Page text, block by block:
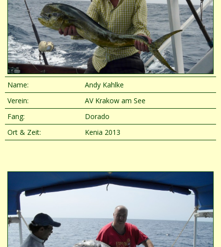
Name:
Andy Kahlke
Verein:
AV Krakow am See
Fang:
Dorado
Ort & Zeit:
Kenia 2013